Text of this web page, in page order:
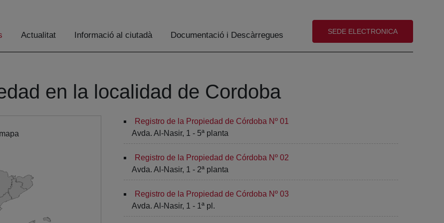
Actualitat Informació al ciutadà Documentació i Descàrregues (abre en nueva ventana)
SEDE ELECTRONICA
en la localidad de Cordoba
Registro de la Propiedad de Córdoba Nº 01
Avda. Al-Nasir, 1 - 5ª planta
Registro de la Propiedad de Córdoba Nº 02
Avda. Al-Nasir, 1 - 2ª planta
Registro de la Propiedad de Córdoba Nº 03
Avda. Al-Nasir, 1 - 1ª pl.